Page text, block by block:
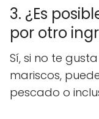
3. ¿Es
por otro
Sí, si no te
mariscos,
pescado o